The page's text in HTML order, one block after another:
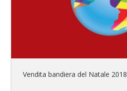
Vendita bandiera del Natale 2018